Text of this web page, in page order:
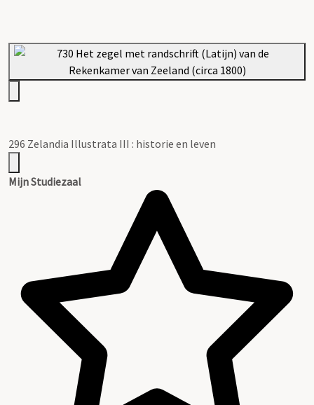
296 Zelandia Illustrata III : historie en leven
Mijn Studiezaal